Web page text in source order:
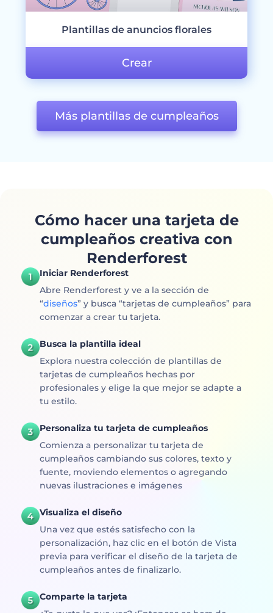
Plantillas de anuncios florales
Crear
Más plantillas de cumpleaños
Cómo hacer una tarjeta de
cumpleaños creativa con
Renderforest
Iniciar Renderforest
Abre Renderforest y ve a la sección de
“diseños” y busca “tarjetas de cumpleaños” para
comenzar a crear tu tarjeta.
Busca la plantilla ideal
Explora nuestra colección de plantillas de
tarjetas de cumpleaños hechas por
profesionales y elige la que mejor se adapte a
tu estilo.
Personaliza tu tarjeta de cumpleaños
Comienza a personalizar tu tarjeta de
cumpleaños cambiando sus colores, texto y
fuente, moviendo elementos o agregando
nuevas ilustraciones e imágenes
Visualiza el diseño
Una vez que estés satisfecho con la
personalización, haz clic en el botón de Vista
previa para verificar el diseño de la tarjeta de
cumpleaños antes de finalizarlo.
Comparte la tarjeta